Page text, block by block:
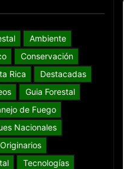
Ambiente
Conservación
Rica
Destacadas
Guia Forestal
de Fuego
Nacionales
Tecnologías